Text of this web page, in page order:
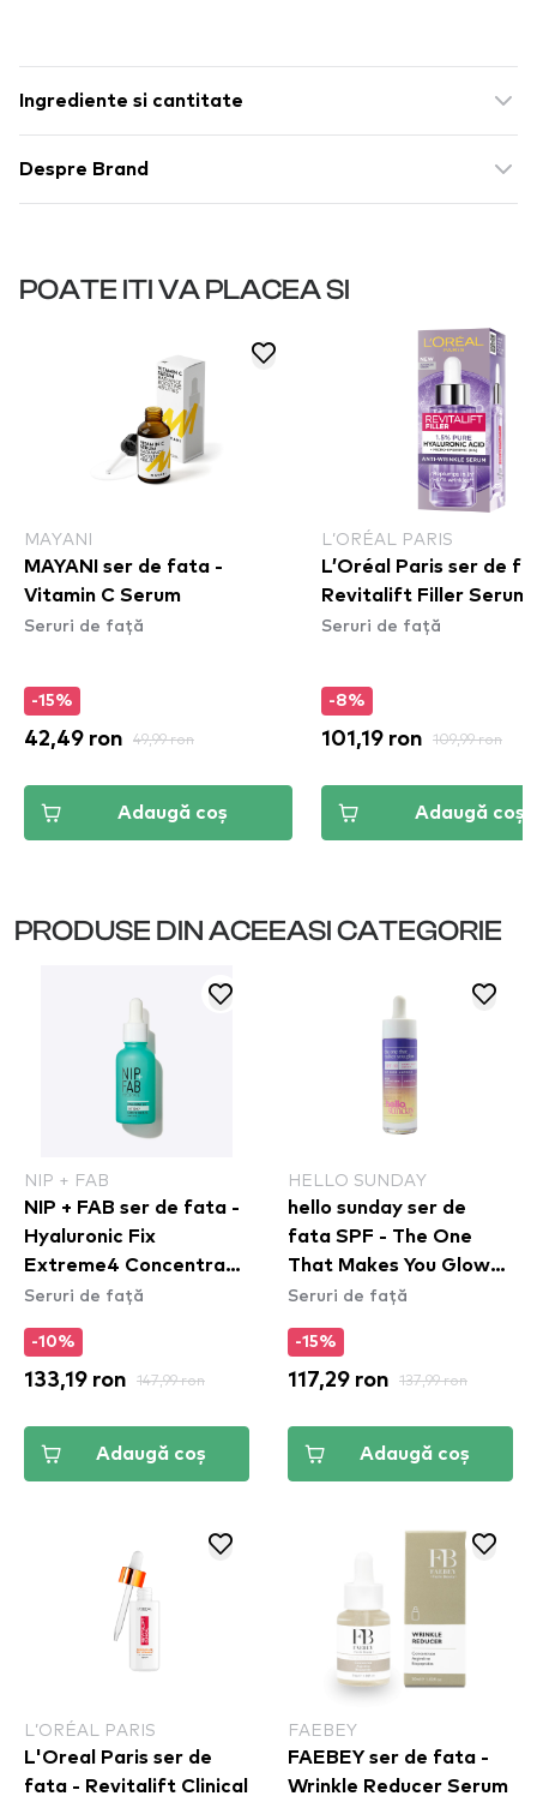
Ingrediente si cantitate
Despre Brand
POATE ITI VA PLACEA SI
MAYANI
MAYANI ser de fata -
Vitamin C Serum
Seruri de față
-15%
42,49 ron 49,99 ron
Adaugă coș
L’ORÉAL PARIS
L’Oréal Paris ser de
Revitalift Filler Serum
Seruri de față
-8%
101,19 ron 109,99 ron
Adaugă coș
PRODUSE DIN ACEEASI CATEGORIE
NIP + FAB
NIP + FAB ser de fata -
Hyaluronic Fix
Extreme4 Concentrate
2%
Seruri de față
-10%
133,19 ron 147,99 ron
Adaugă coș
HELLO SUNDAY
hello sunday ser de
fata SPF - The One
That Makes You Glow
(SPF40)
Seruri de față
-15%
117,29 ron 137,99 ron
Adaugă coș
L’ORÉAL PARIS
L'Oreal Paris ser de
fata - Revitalift Clinical
FAEBEY
FAEBEY ser de fata -
Wrinkle Reducer Serum